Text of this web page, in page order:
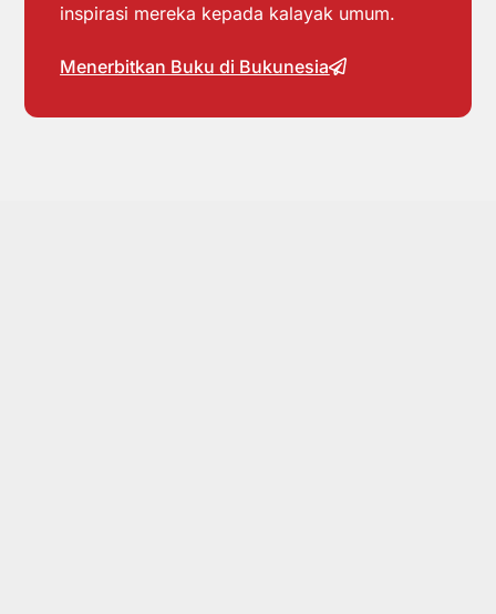
inspirasi mereka kepada kalayak umum.
Menerbitkan Buku di Bukunesia